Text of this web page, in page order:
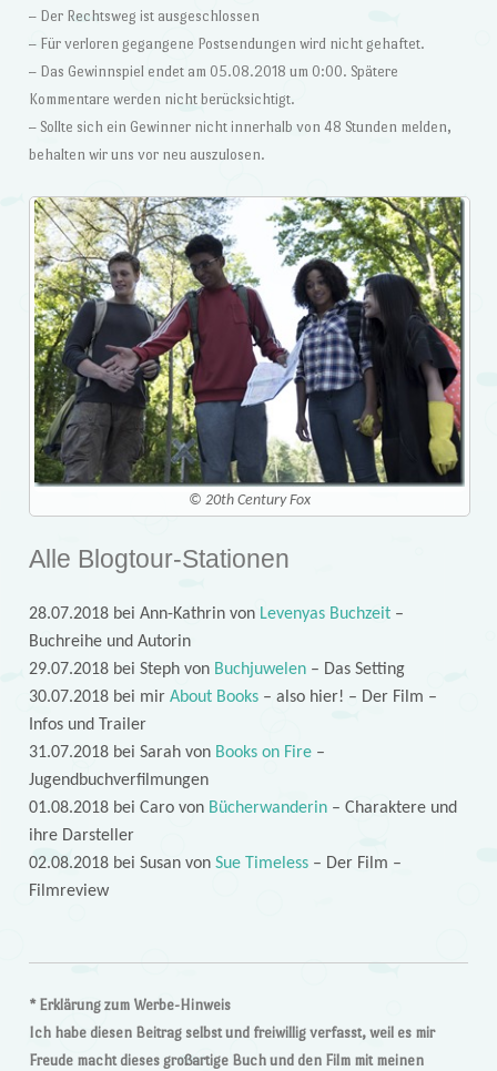
– Der Rechtsweg ist ausgeschlossen
– Für verloren gegangene Postsendungen wird nicht gehaftet.
– Das Gewinnspiel endet am 05.08.2018 um 0:00. Spätere
Kommentare werden nicht berücksichtigt.
– Sollte sich ein Gewinner nicht innerhalb von 48 Stunden melden,
behalten wir uns vor neu auszulosen.
© 20th Century Fox
Alle Blogtour-Stationen
28.07.2018 bei Ann-Kathrin von Levenyas Buchzeit–
Buchreihe und Autorin
29.07.2018 bei Steph von Buchjuwelen– Das Setting
30.07.2018 bei mir About Books– also hier! – Der Film –
Infos und Trailer
31.07.2018 bei Sarah von Books on Fire–
Jugendbuchverfilmungen
01.08.2018 bei Caro von Bücherwanderin– Charaktere und
ihre Darsteller
02.08.2018 bei Susan von Sue Timeless– Der Film –
Filmreview
* Erklärung zum Werbe-Hinweis
Ich habe diesen Beitrag selbst und freiwillig verfasst, weil es mir
Freude macht dieses großartige Buch und den Film mit meinen